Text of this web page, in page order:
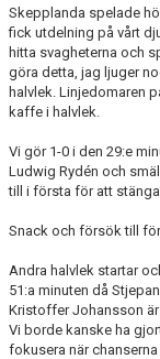
TABELL & RESULTAT
Skepplanda spelade
fick utdelning på vårt
hitta svagheterna och
göra detta, jag ljuger
halvlek. Linjedomaren
kaffe i halvlek.
Vi gör 1-0 i den 29:e
Ludwig Rydén och
till i första för att
Snack och försök till
Andra halvlek startar
51:a minuten då
Kristoffer Johansson
Vi borde kanske ha
fokusera när